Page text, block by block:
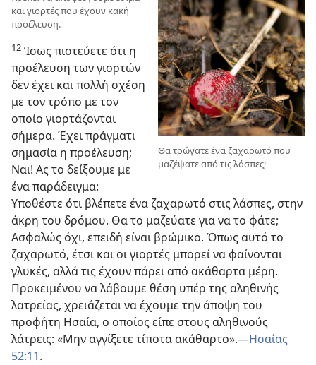
Θα τρώγατε ένα ζαχαρωτό που
μαζέψατε από τις λάσπες;
και γιορτές που έχουν κακή
προέλευση.
12 Ίσως πιστεύετε ότι η
προέλευση των γιορτών
δεν έχει και πολλή σχέση
με τον τρόπο με τον
οποίο γιορτάζονται
σήμερα. Έχει πράγματι
σημασία η προέλευση;
Ναι! Ας το δείξουμε με
ένα παράδειγμα:
Υποθέστε ότι βλέπετε ένα ζαχαρωτό στις λάσπες, στην
άκρη του δρόμου. Θα το μαζεύατε για να το φάτε;
Ασφαλώς όχι, επειδή είναι βρώμικο. Όπως αυτό το
ζαχαρωτό, έτσι και οι γιορτές μπορεί να φαίνονται
γλυκές, αλλά τις έχουν πάρει από ακάθαρτα μέρη.
Προκειμένου να λάβουμε θέση υπέρ της αληθινής
λατρείας, χρειάζεται να έχουμε την άποψη του
προφήτη Ησαΐα, ο οποίος είπε στους αληθινούς
λάτρεις: «Μην αγγίξετε τίποτα ακάθαρτο».—Ησαΐας
52:11.